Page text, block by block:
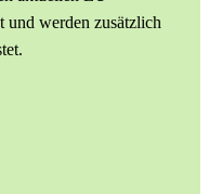
und werden zusätzlich